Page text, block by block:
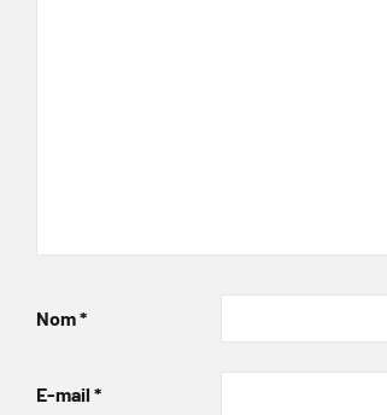
Nom*
E-mail *